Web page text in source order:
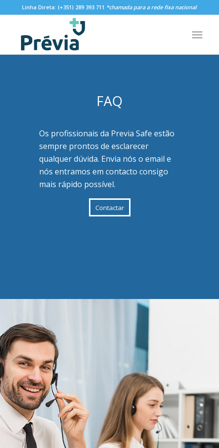
Linha Direta:(+351) 289 393 711 *chamada para a rede fixa nacional
FAQ
Os profissionais da Previa Safe estão
sempre prontos de esclarecer
qualquer dúvida. Envia nós o email e
nós entramos em contacto consigo
mais rápido possível.
Contactar